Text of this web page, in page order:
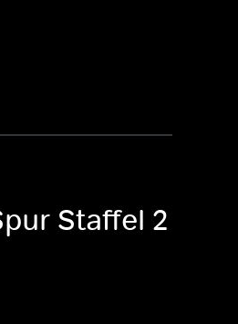
Staffel 2